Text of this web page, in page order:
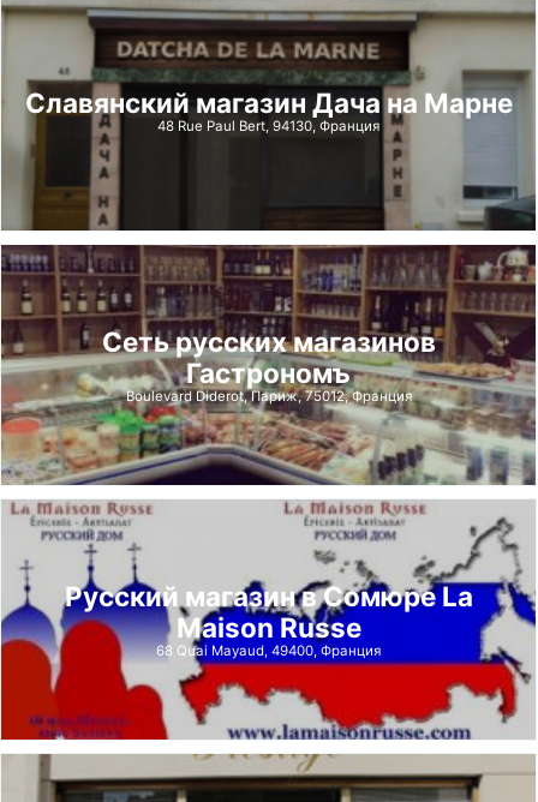
Славянский магазин Дача на Марне
48 Rue Paul Bert, 94130, Франция
Сеть русских магазинов
Гастрономъ
Boulevard Diderot, Париж, 75012, Франция
Русский магазин в Сомюре La
Maison Russe
68 Quai Mayaud, 49400, Франция